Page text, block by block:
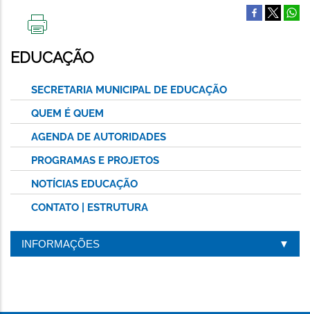
ESTA
PÁGINA
EDUCAÇÃO
SECRETARIA MUNICIPAL DE EDUCAÇÃO
QUEM É QUEM
AGENDA DE AUTORIDADES
PROGRAMAS E PROJETOS
NOTÍCIAS EDUCAÇÃO
CONTATO | ESTRUTURA
INFORMAÇÕES